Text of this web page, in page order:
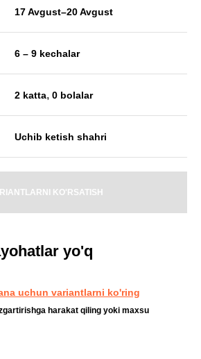
17 Avgust–20 Avgust
6 – 9 kechalar
2 katta,0 bolalar
Uchib ketish shahri
KO'RSATISH
yo'q
uchun variantlarni ko'ring
harakat qiling yoki maxsu